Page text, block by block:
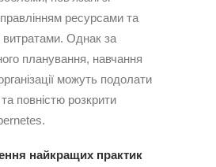
ресурсами та
витратами. Однак за
планування, навчання
можуть подолати
повністю розкрити
найкращих практик